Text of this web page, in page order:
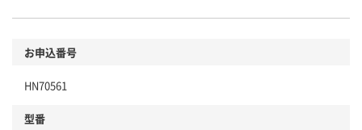
お申込番号
HN70561
型番